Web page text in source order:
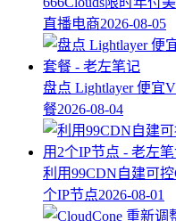
直播电商2026-08-05
盘点 Lightlayer 便宜
餐2026-08-04
利用99CDN自建可
个IP节点2026-08-01